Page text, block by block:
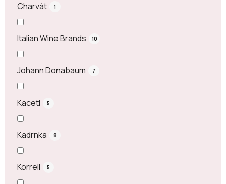
Charvát 1
Italian Wine Brands 10
Johann Donabaum 7
Kacetl 5
Kadrnka 8
Korrell 5